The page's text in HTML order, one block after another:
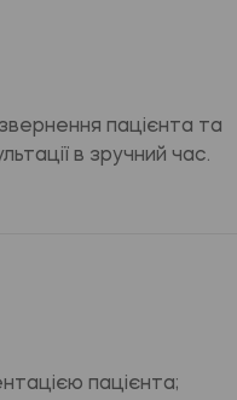
пацієнта та
в зручний час.
пацієнта;